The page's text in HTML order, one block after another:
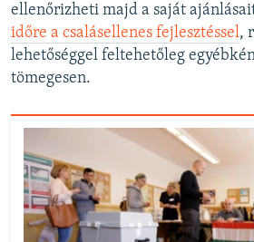
ellenőrizheti majd a saját
időre a csalásellenes fejlesztéssel,
lehetőséggel feltehetőleg
tömegesen.